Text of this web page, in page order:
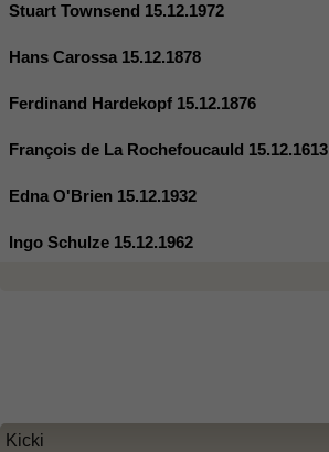
Stuart Townsend 15.12.1972
Hans Carossa 15.12.1878
Ferdinand Hardekopf 15.12.1876
François de La Rochefoucauld 15.12.1613
Edna O'Brien 15.12.1932
Ingo Schulze 15.12.1962
Kicki